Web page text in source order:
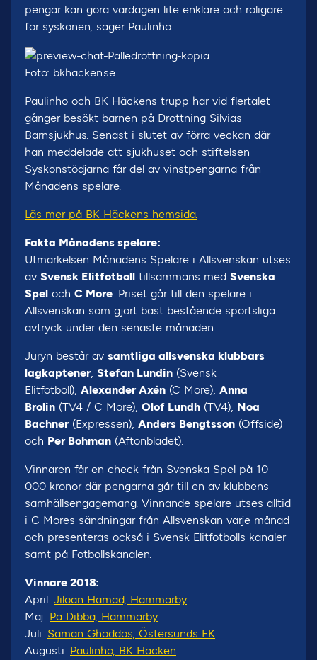
pengar kan göra vardagen lite enklare och roligare
för syskonen, säger Paulinho.
Foto: bkhacken.se
Paulinho och BK Häckens trupp har vid flertalet
gånger besökt barnen på Drottning Silvias
Barnsjukhus. Senast i slutet av förra veckan där
han meddelade att sjukhuset och stiftelsen
Syskonstödjarna får del av vinstpengarna från
Månadens spelare.
Läs mer på BK Häckens hemsida.
Fakta Månadens spelare:
Utmärkelsen Månadens Spelare i Allsvenskan utses
av Svensk Elitfotboll tillsammans med Svenska
Spel och C More. Priset går till den spelare i
Allsvenskan som gjort bäst bestående sportsliga
avtryck under den senaste månaden.
Juryn består av samtliga allsvenska klubbars
lagkaptener, Stefan Lundin (Svensk
Elitfotboll), Alexander Axén (C More), Anna
Brolin (TV4 / C More), Olof Lundh (TV4), Noa
Bachner(Expressen), Anders Bengtsson (Offside)
och Per Bohman (Aftonbladet).
Vinnaren får en check från Svenska Spel på 10
000 kronor där pengarna går till en av klubbens
samhällsengagemang. Vinnande spelare utses alltid
i C Mores sändningar från Allsvenskan varje månad
och presenteras också i Svensk Elitfotbolls kanaler
samt på Fotbollskanalen.
Vinnare 2018:
April: Jiloan Hamad, Hammarby
Maj: Pa Dibba, Hammarby
Juli: Saman Ghoddos, Östersunds FK
Augusti: Paulinho, BK Häcken